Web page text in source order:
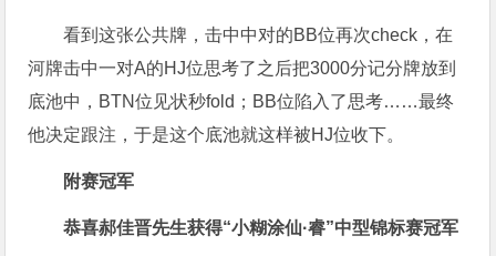
看到这张公共牌，击中中对的BB位再次check，在
河牌击中一对A的HJ位思考了之后把3000分记分牌放到
底池中，BTN位见状秒fold；BB位陷入了思考……最终
他决定跟注，于是这个底池就这样被HJ位收下。
附赛冠军
恭喜郝佳晋先生获得“小糊涂仙·睿”中型锦标赛冠军